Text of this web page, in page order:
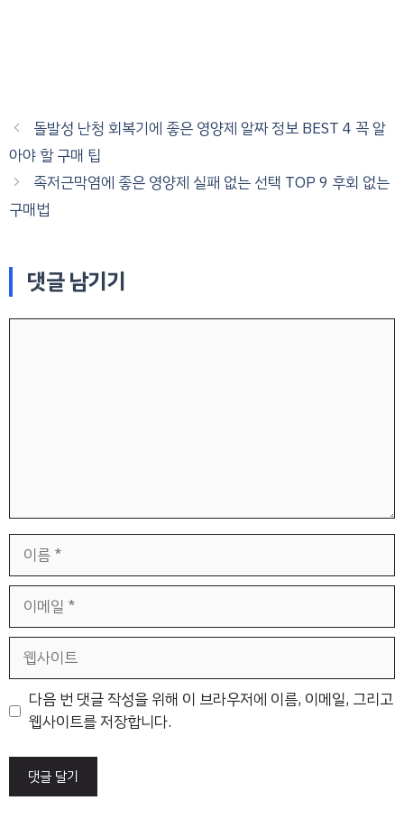
돌발성 난청 회복기에 좋은 영양제 알짜 정보 BEST 4 꼭 알
아야 할 구매 팁
족저근막염에 좋은 영양제 실패 없는 선택 TOP 9 후회 없는
구매법
댓글 남기기
일
트
다음 번 댓글 작성을 위해 이 브라우저에 이름, 이메일, 그리고
웹사이트를 저장합니다.